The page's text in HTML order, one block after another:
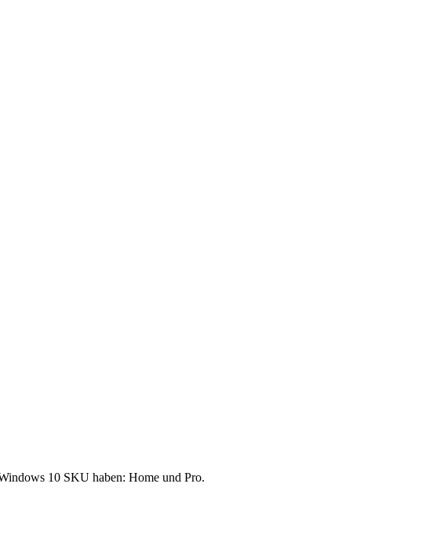
10 SKU haben: Home und Pro.